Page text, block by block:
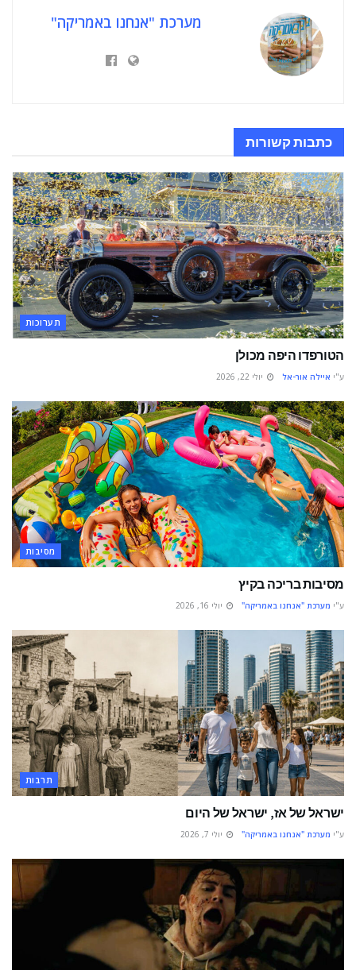
מערכת "אנחנו באמריקה"
כתבותקשורות
תערוכות
הטורפדו היפה מכולן
ע"י איילה אור-אל יולי 22, 2026
מסיבות
מסיבות בריכה בקיץ
ע"י מערכת "אנחנו באמריקה" יולי 16, 2026
תרבות
ישראל של אז, ישראל של היום
ע"י מערכת "אנחנו באמריקה" יולי 7, 2026